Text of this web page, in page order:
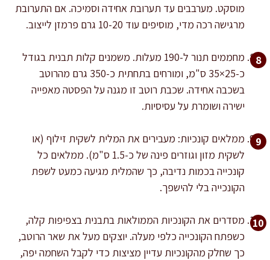
מוסקט. מערבבים עד תערובת אחידה וסמיכה. אם התערובת
מרגישה רכה מדי, מוסיפים עוד 10-20 גרם פרמזן לייצוב.
מחממים תנור ל-190 מעלות. משמנים קלות תבנית בגודל
כ-25×35 ס"מ, ומורחים בתחתית כ-350 גרם מהרוטב
בשכבה אחידה. שכבת רוטב זו מגנה על הפסטה מאפייה
ישירה ושומרת על עסיסיות.
ממלאים קונכיות: מעבירים את המלית לשקית זילוף (או
לשקית מזון וגוזרים פינה של כ-1.5 ס"מ). ממלאים כל
קונכייה בכמות נדיבה, כך שהמלית מגיעה כמעט לשפת
הקונכייה בלי להישפך.
מסדרים את הקונכיות הממולאות בתבנית בצפיפות קלה,
כשפתח הקונכייה כלפי מעלה. יוצקים מעל את שאר הרוטב,
כך שחלק מהקונכיות עדיין מציצות כדי לקבל השחמה יפה,